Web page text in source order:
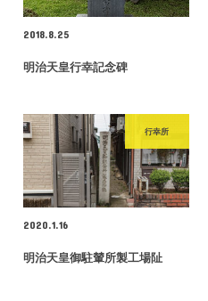
2018.8.25
明治天皇行幸記念碑
行幸所
2020.1.16
明治天皇御駐輦所製工場阯